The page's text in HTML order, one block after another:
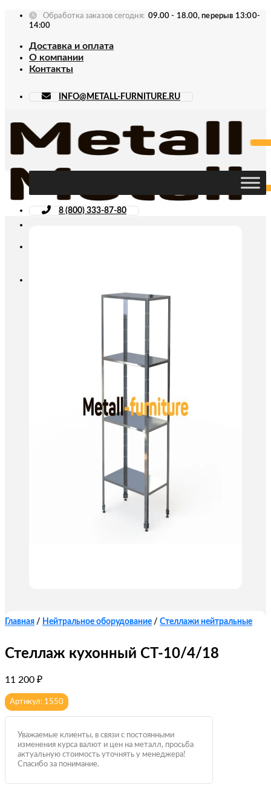
Skip
Обработка заказов сегодня: 09.00 - 18.00, перерыв 13:00-
14:00
Доставка и оплата
О компании
Контакты
INFO@METALL-FURNITURE.RU
8 (800) 333-87-80
Главная / Нейтральное оборудование / Стеллажи нейтральные
Стеллаж кухонный СТ-10/4/18
11 200 ₽
Артикул: 1550
Уважаемые клиенты, в связи с постоянными
изменения курса валют и цен на металл, просьба
актуальную стоимость уточнять у менеджера!
Спасибо за понимание.